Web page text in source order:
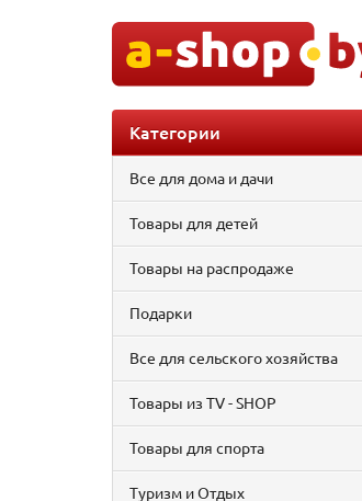
Категории
Все для дома и дачи
Товары для детей
Товары на распродаже
Подарки
Все для сельского хозяйства
Товары из TV - SHOP
Товары для спорта
Туризм и Отдых